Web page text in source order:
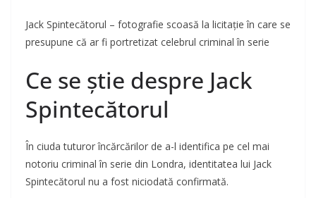
Jack Spintecătorul – fotografie scoasă la licitație în care se
presupune că ar fi portretizat celebrul criminal în serie
Ce se știe despre Jack
Spintecătorul
În ciuda tuturor încărcărilor de a-l identifica pe cel mai
notoriu criminal în serie din Londra, identitatea lui Jack
Spintecătorul nu a fost niciodată confirmată.